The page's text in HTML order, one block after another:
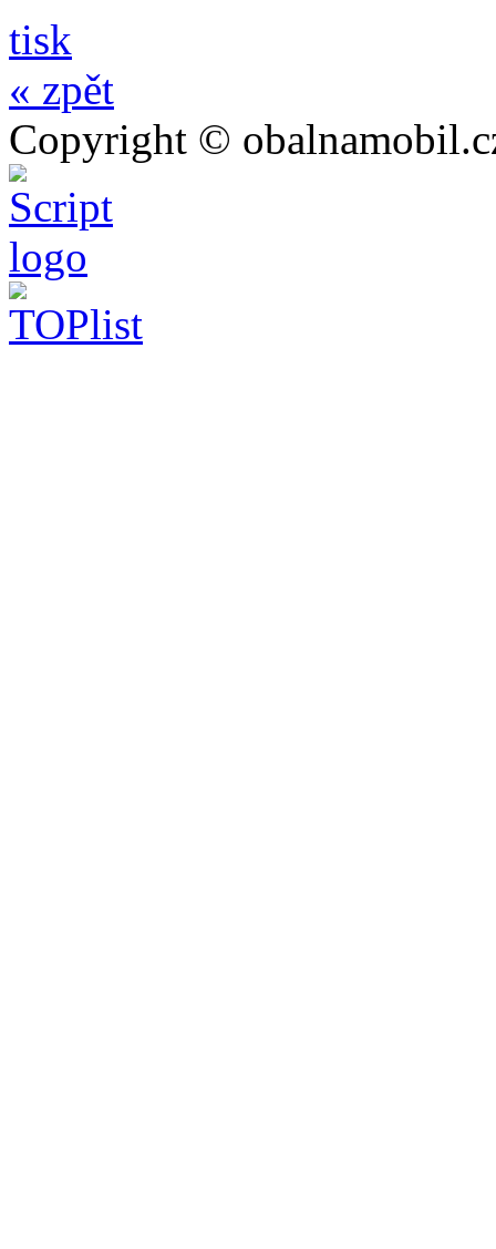
tisk
« zpět
Copyright ©